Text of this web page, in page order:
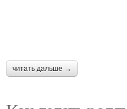
читать дальше →